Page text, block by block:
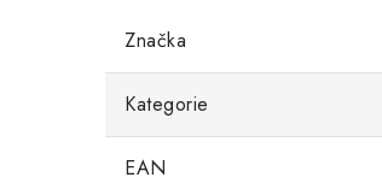
Značka
Kategorie
EAN